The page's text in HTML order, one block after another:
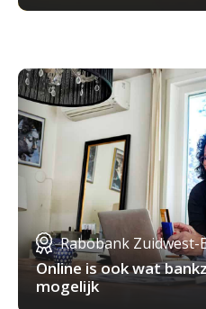
Rabobank Zuidwest-
Online is ook wat
mogelijk